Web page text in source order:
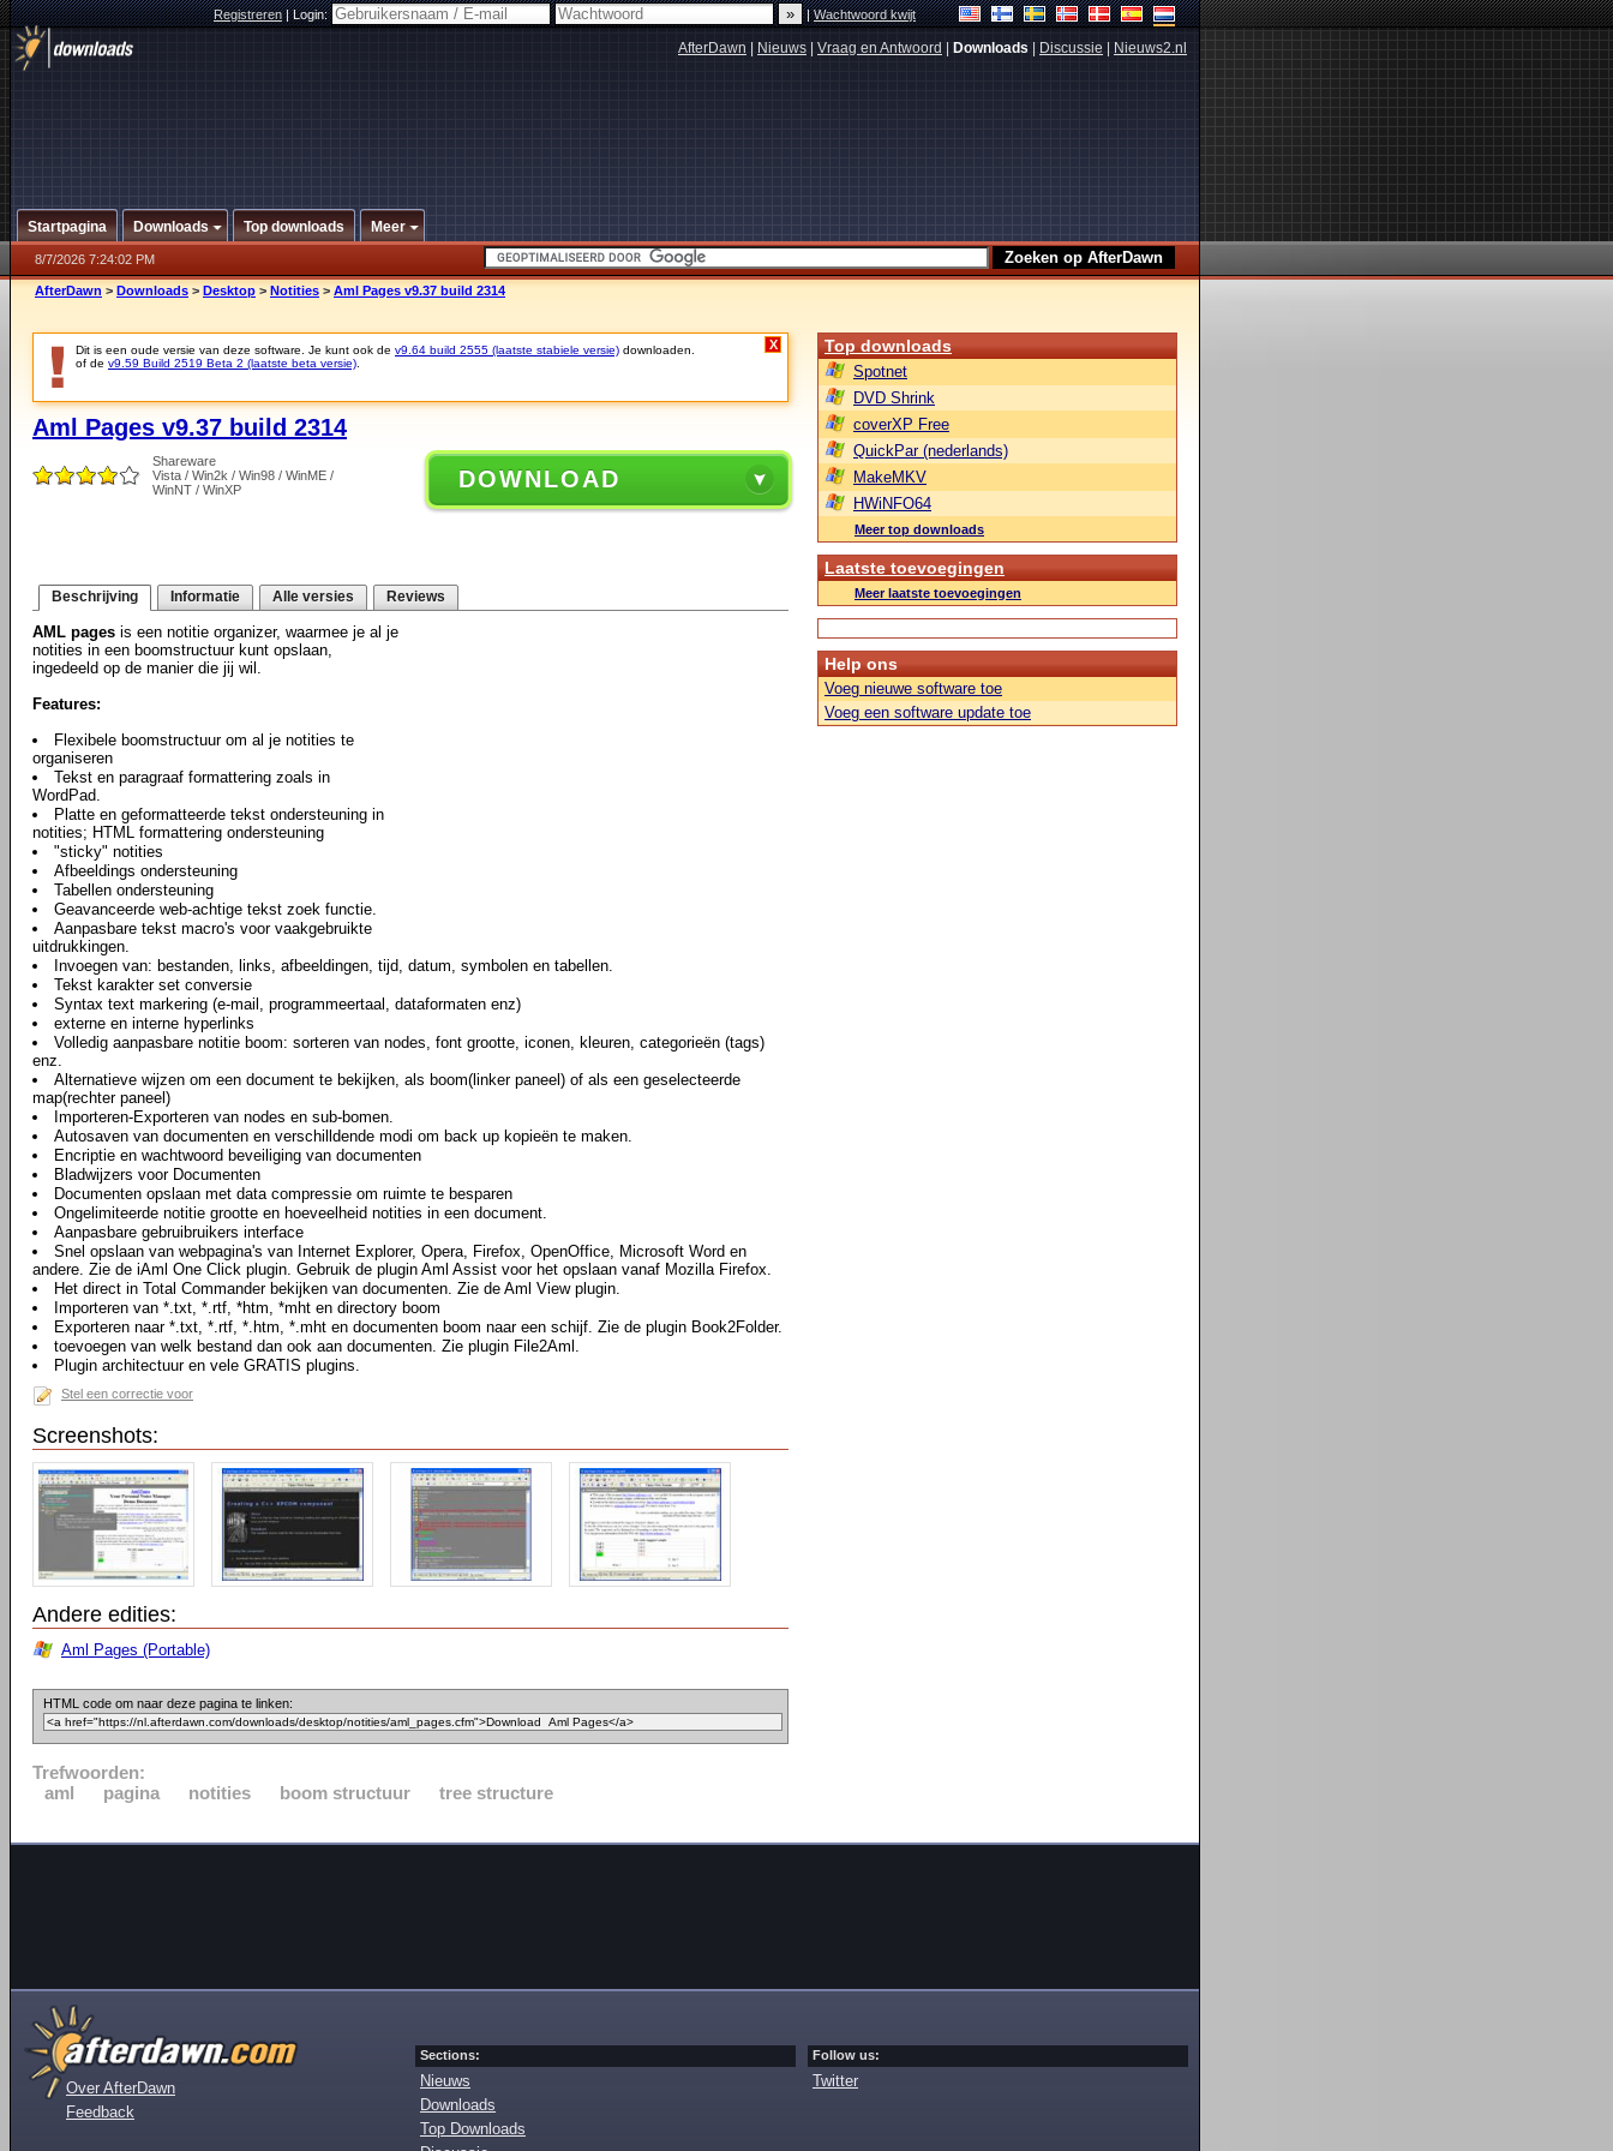
Registreren|Login: |Wachtwoord kwijt
AfterDawn Nieuws Vraag en Antwoord Downloads Discussie Nieuws2.nl
Startpagina Downloads Top downloads Meer
8/7/2026 7:24:02 PM
AfterDawn > Downloads > Desktop > Notities > Aml Pages v9.37 build 2314
Dit is een oude versie van deze software. Je kunt ook de v9.64 build 2555 (laatste stabiele versie) downloaden.
of de v9.59 Build 2519 Beta 2 (laatste beta versie)
X
Aml Pages v9.37 build 2314
Shareware
Vista / Win2k / Win98 / WinME /
WinNT / WinXP
DOWNLOAD
Beschrijving Informatie Alle versies Reviews
AML pages is een notitie organizer, waarmee je al je
notities in een boomstructuur kunt opslaan,
ingedeeld op de manier die jij wil.
Features:
Flexibele boomstructuur om al je notities te
organiseren
Tekst en paragraaf formattering zoals in
WordPad.
Platte en geformatteerde tekst ondersteuning in
notities; HTML formattering ondersteuning
"sticky" notities
Afbeeldings ondersteuning
Tabellen ondersteuning
Geavanceerde web-achtige tekst zoek functie.
Aanpasbare tekst macro's voor vaakgebruikte
uitdrukkingen.
Invoegen van: bestanden, links, afbeeldingen, tijd, datum, symbolen en tabellen.
Tekst karakter set conversie
Syntax text markering (e-mail, programmeertaal, dataformaten enz)
externe en interne hyperlinks
Volledig aanpasbare notitie boom: sorteren van nodes, font grootte, iconen, kleuren, categorieën (tags)
enz.
Alternatieve wijzen om een document te bekijken, als boom(linker paneel) of als een geselecteerde
map(rechter paneel)
Importeren-Exporteren van nodes en sub-bomen.
Autosaven van documenten en verschilldende modi om back up kopieën te maken.
Encriptie en wachtwoord beveiliging van documenten
Bladwijzers voor Documenten
Documenten opslaan met data compressie om ruimte te besparen
Ongelimiteerde notitie grootte en hoeveelheid notities in een document.
Aanpasbare gebruibruikers interface
Snel opslaan van webpagina's van Internet Explorer, Opera, Firefox, OpenOffice, Microsoft Word en
andere. Zie de iAml One Click plugin. Gebruik de plugin Aml Assist voor het opslaan vanaf Mozilla Firefox.
Het direct in Total Commander bekijken van documenten. Zie de Aml View plugin.
Importeren van *.txt, *.rtf, *htm, *mht en directory boom
Exporteren naar *.txt, *.rtf, *.htm, *.mht en documenten boom naar een schijf. Zie de plugin Book2Folder.
toevoegen van welk bestand dan ook aan documenten. Zie plugin File2Aml.
Plugin architectuur en vele GRATIS plugins.
Stel een correctie voor
Screenshots:
Andere edities:
Aml Pages (Portable)
HTML code om naar deze pagina te linken:
Trefwoorden:
aml
pagina notities boom structuur tree structure
Top downloads
Spotnet
DVD Shrink
coverXP Free
QuickPar (nederlands)
MakeMKV
HWiNFO64
Meer top downloads
Laatste toevoegingen
Meer laatste toevoegingen
Help ons
Voeg nieuwe software toe
Voeg een software update toe
Over AfterDawn
Feedback
Sections:
Nieuws
Downloads
Top Downloads
Follow us:
Twitter